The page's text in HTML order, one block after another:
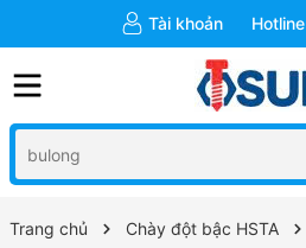
Tài khoản Hotline
Trang chủ Chày đột bậc HSTA